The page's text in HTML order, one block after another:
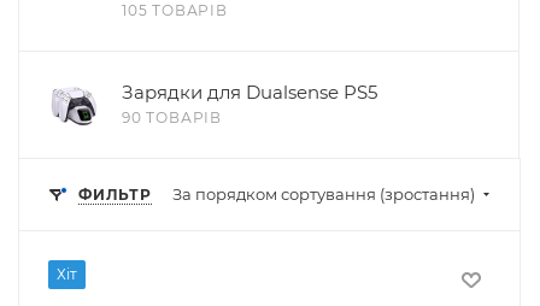
105 ТОВАРІВ
Зарядки для Dualsense PS5
90 ТОВАРІВ
ФИЛЬТР За порядком сортування (зростання)
Хіт